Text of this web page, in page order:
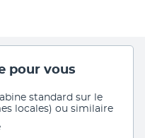
pour vous
standard sur le
locales) ou similaire